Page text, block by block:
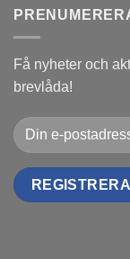
Få nyheter och
brevlåda!